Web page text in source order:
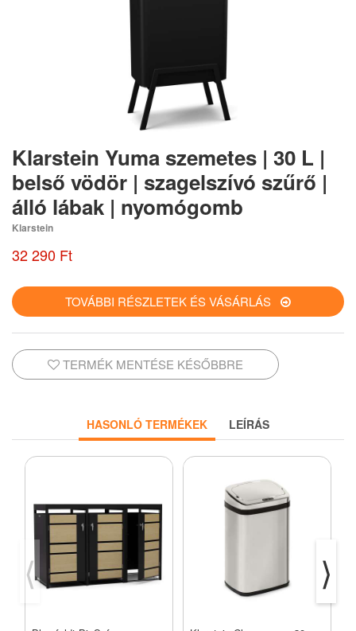
Klarstein Yuma szemetes | 30 L |
belső vödör | szagelszívó szűrő |
álló lábak | nyomógomb
Klarstein
32 290 Ft
TOVÁBBI RÉSZLETEK ÉS VÁSÁRLÁS
TERMÉK MENTÉSE KÉSŐBBRE
HASONLÓ TERMÉKEK LEÍRÁS
⟨ ⟩